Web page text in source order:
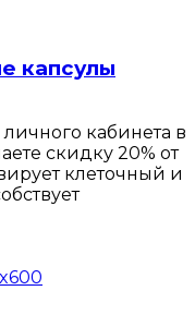
капсулы
кабинета в
скидку 20% от
клеточный и